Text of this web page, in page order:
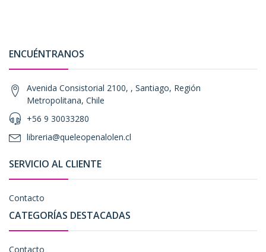
ENCUÉNTRANOS
Avenida Consistorial 2100, , Santiago, Región
Metropolitana, Chile
+56 9 30033280
libreria@queleopenalolen.cl
SERVICIO AL CLIENTE
Contacto
CATEGORÍAS DESTACADAS
Contacto